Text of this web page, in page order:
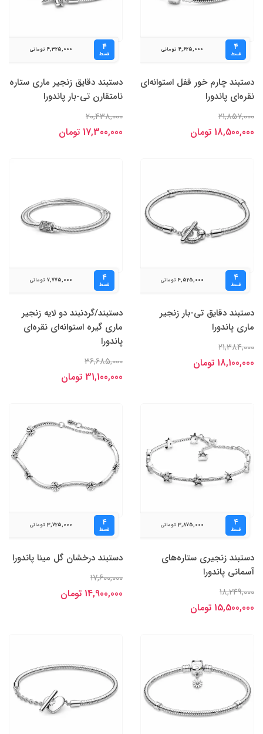
۴
قسط
4,625,000 تومانی
دستبند چارم خور قفل استوانه‌ای
نقره‌ای پاندورا
21,857,000
18,500,000 تومان
۴
قسط
4,325,000 تومانی
دستبند دقایق زنجیر ماری ستاره
نامتقارن تی-بار پاندورا
20,438,000
17,300,000 تومان
۴
قسط
4,525,000 تومانی
دستبند دقایق تی-بار زنجیر
ماری پاندورا
21,384,000
18,100,000 تومان
۴
قسط
7,775,000 تومانی
دستبند/گردنبند دو لایه زنجیر
ماری گیره استوانه‌ای نقره‌ای
پاندورا
36,685,000
31,100,000 تومان
۴
قسط
3,875,000 تومانی
دستبند زنجیری ستاره‌های
آسمانی پاندورا
18,249,000
15,500,000 تومان
۴
قسط
3,725,000 تومانی
دستبند درخشان گل مینا پاندورا
17,600,000
14,900,000 تومان